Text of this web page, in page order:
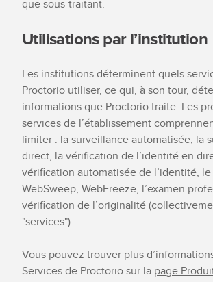
que sous-traitant.
Utilisations par l’institution
Les institutions déterminent quels
Proctorio utiliser, ce qui, à son tour,
informations que Proctorio traite. Les
services de l’établissement
limiter : la surveillance automatisée, la
direct, la vérification de l’identité en
vérification automatisée de l’identité,
WebSweep, WebFreeze, l’examen
vérification de l’originalité
"services").
Vous pouvez trouver plus
Services de Proctorio sur la page